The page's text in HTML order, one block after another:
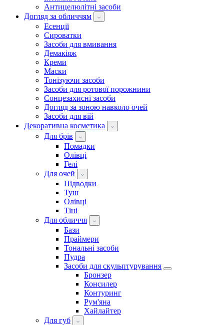
Антицелюлітні засоби
Догляд за обличчям
Есенції
Сироватки
Засоби для вмивання
Демакіяж
Креми
Маски
Тонізуючи засоби
Засоби для ротової порожнини
Сонцезахисні засоби
Догляд за зоною навколо очей
Засоби для вій
Декоративна косметика
Для брів
Помадки
Олівці
Гелі
Для очей
Підводки
Туш
Олівці
Тіні
Для обличчя
Бази
Праймери
Тональні засоби
Пудра
Засоби для скульптурування
Бронзер
Консилер
Контуринг
Рум'яна
Хайлайтер
Для губ